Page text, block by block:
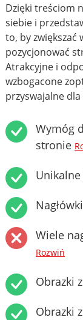
Dzięki treściom
siebie i
to, by zwiększać
pozycjonować
Atrakcyjne i
wzbogacone
przyswajalne
Wymóg
stronie
Wiele
Rozwiń
Obrazki
Obrazki